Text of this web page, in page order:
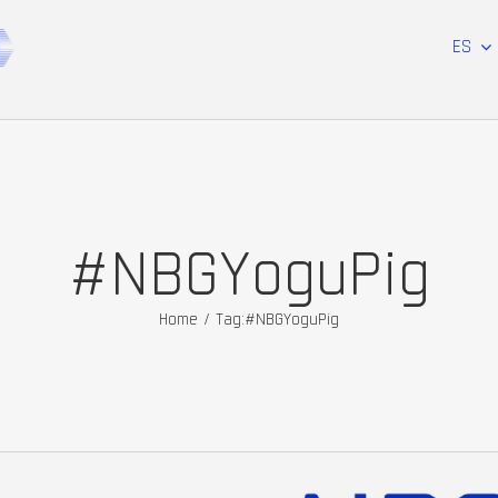
ES
#NBGYoguPig
Home / Tag:#NBGYoguPig